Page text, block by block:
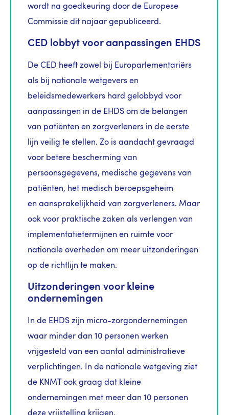
wordt na goedkeuring door de Europese
Commissie dit najaar gepubliceerd.
CED lobbyt voor aanpassingen EHDS
De CED heeft zowel bij Europarlementariërs
als bij nationale wetgevers en
beleidsmedewerkers hard gelobbyd voor
aanpassingen in de EHDS om de belangen
van patiënten en zorgverleners in de eerste
lijn veilig te stellen. Zo is aandacht gevraagd
voor betere bescherming van
persoonsgegevens, medische gegevens van
patiënten, het medisch beroepsgeheim
en aansprakelijkheid van zorgverleners. Maar
ook voor praktische zaken als verlengen van
implementatietermijnen en ruimte voor
nationale overheden om meer uitzonderingen
op de richtlijn te maken.
Uitzonderingen voor kleine
ondernemingen
In de EHDS zijn micro-zorgondernemingen
waar minder dan 10 personen werken
vrijgesteld van een aantal administratieve
verplichtingen. In de nationale wetgeving ziet
de KNMT ook graag dat kleine
ondernemingen met meer dan 10 personen
deze vrijstelling krijgen.